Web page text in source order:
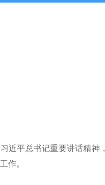
平总书记重要讲话精神，
作。